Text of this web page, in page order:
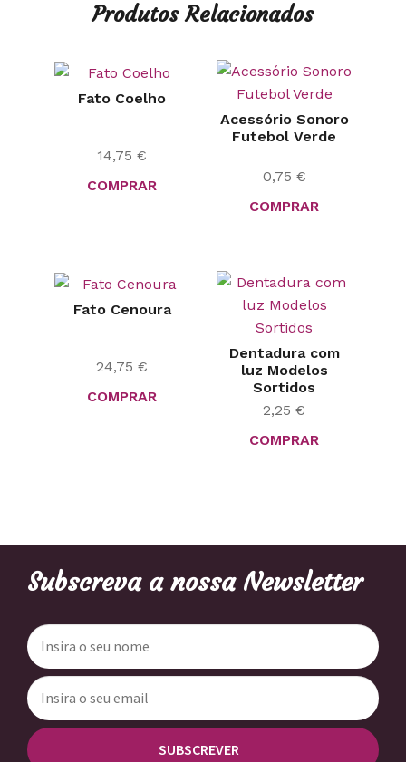
Produtos Relacionados
Fato Coelho
14,75 €
COMPRAR
Acessório Sonoro
Futebol Verde
0,75 €
COMPRAR
Fato Cenoura
24,75 €
COMPRAR
Dentadura com
luz Modelos
Sortidos
2,25 €
COMPRAR
Subscreva a nossa Newsletter